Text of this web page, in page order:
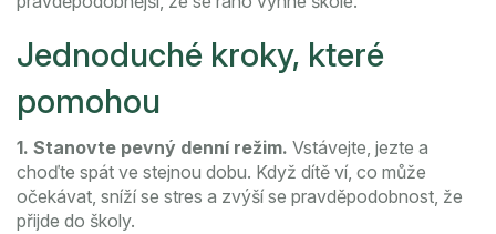
Jednoduché kroky, které
pomohou
1. Stanovte pevný denní režim. Vstávejte, jezte a
choďte spát ve stejnou dobu. Když dítě ví, co může
očekávat, sníží se stres a zvýší se pravděpodobnost, že
přijde do školy.